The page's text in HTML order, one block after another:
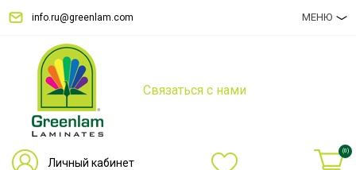
info.ru@greenlam.com МЕНЮ
Связаться с нами
Личный кабинет
(0)